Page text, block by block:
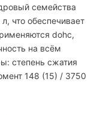
семейства
что обеспечивает
dohc,
на всём
степень сжатия
148 (15) / 3750